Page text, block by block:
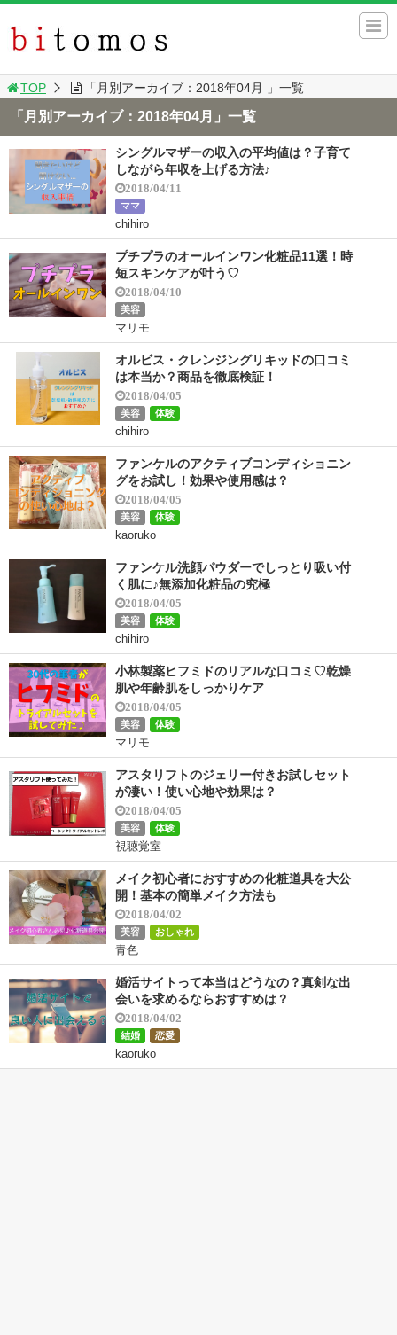
TOP 「月別アーカイブ：2018年04月 」一覧
「月別アーカイブ：2018年04月」一覧
シングルマザーの収入の平均値は？子育て
しながら年収を上げる方法♪
2018/04/11
ママ
chihiro
プチプラのオールインワン化粧品11選！時
短スキンケアが叶う♡
2018/04/10
美容
マリモ
オルビス・クレンジングリキッドの口コミ
は本当か？商品を徹底検証！
2018/04/05
美容 体験
chihiro
ファンケルのアクティブコンディショニン
グをお試し！効果や使用感は？
2018/04/05
美容 体験
kaoruko
ファンケル洗顔パウダーでしっとり吸い付
く肌に♪無添加化粧品の究極
2018/04/05
美容 体験
chihiro
小林製薬ヒフミドのリアルな口コミ♡乾燥
肌や年齢肌をしっかりケア
2018/04/05
美容 体験
マリモ
アスタリフトのジェリー付きお試しセット
が凄い！使い心地や効果は？
2018/04/05
美容 体験
視聴覚室
メイク初心者におすすめの化粧道具を大公
開！基本の簡単メイク方法も
2018/04/02
美容 おしゃれ
青色
婚活サイトって本当はどうなの？真剣な出
会いを求めるならおすすめは？
2018/04/02
結婚 恋愛
kaoruko